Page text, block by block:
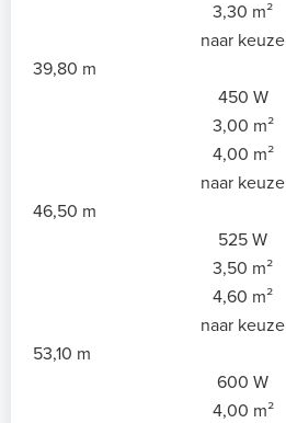
3,30 m²
naar keuze
39,80 m
450 W
3,00 m²
4,00 m²
naar keuze
46,50 m
525 W
3,50 m²
4,60 m²
naar keuze
53,10 m
600 W
4,00 m²